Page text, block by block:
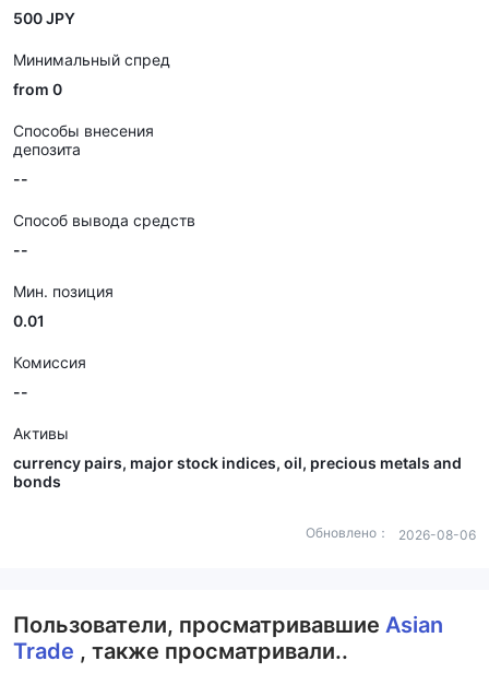
500 JPY
Минимальный спред
from 0
Способы внесения
депозита
--
Способ вывода средств
--
Мин. позиция
0.01
Комиссия
--
Активы
currency pairs, major stock indices, oil, precious metals and
bonds
Обновлено： 2026-08-06
Пользователи, просматривавшие Asian
Trade , также просматривали..